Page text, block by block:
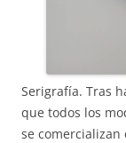
Serigrafía. Tras
que todos los
se comercializan